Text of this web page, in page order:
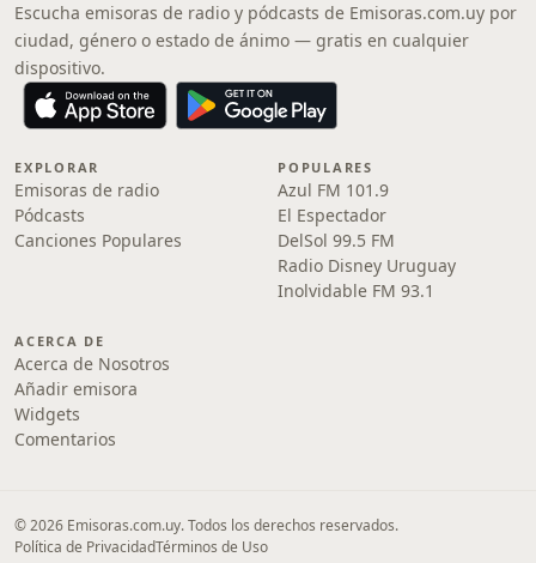
Escucha emisoras de radio y pódcasts de Emisoras.com.uy por
ciudad, género o estado de ánimo — gratis en cualquier
dispositivo.
EXPLORAR
Emisoras de radio
Pódcasts
Canciones Populares
POPULARES
Azul FM 101.9
El Espectador
DelSol 99.5 FM
Radio Disney Uruguay
Inolvidable FM 93.1
ACERCA DE
Acerca de Nosotros
Añadir emisora
Widgets
Comentarios
© 2026 Emisoras.com.uy. Todos los derechos reservados.
Política de PrivacidadTérminos de Uso